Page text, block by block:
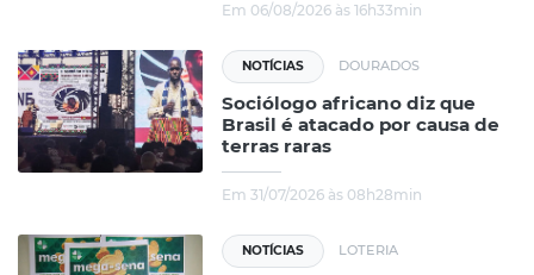
Em 06/08/2026 às 16h33min
NOTÍCIAS DOURADOS
Sociólogo africano diz que
Brasil é atacado por causa de
terras raras
Em 31/07/2026 às 08h28min
NOTÍCIAS LOTERIA